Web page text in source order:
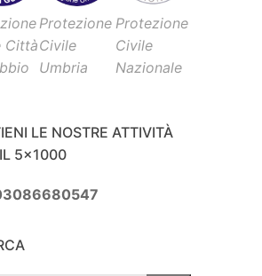
Città
Protezione
Civile
Umbria
Protezione
Civile
Nazionale
LE NOSTRE ATTIVITÀ
5×1000